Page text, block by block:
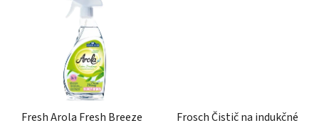
Fresh Arola Fresh Breeze
Frosch Čistič na indukčné